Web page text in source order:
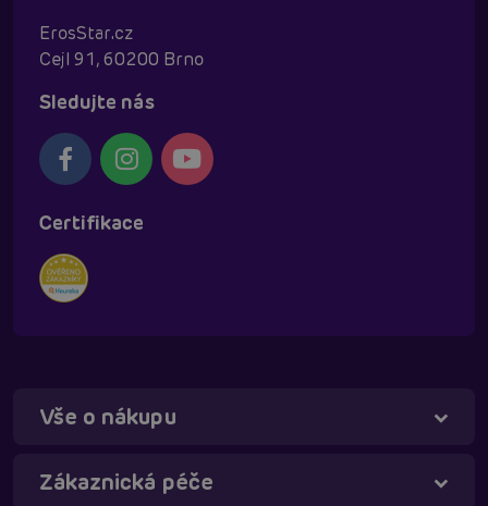
ErosStar.cz
Cejl 91, 60200 Brno
Sledujte nás
Certifikace
Vše o nákupu
Zákaznická péče
Táňa - virtuální asistentka